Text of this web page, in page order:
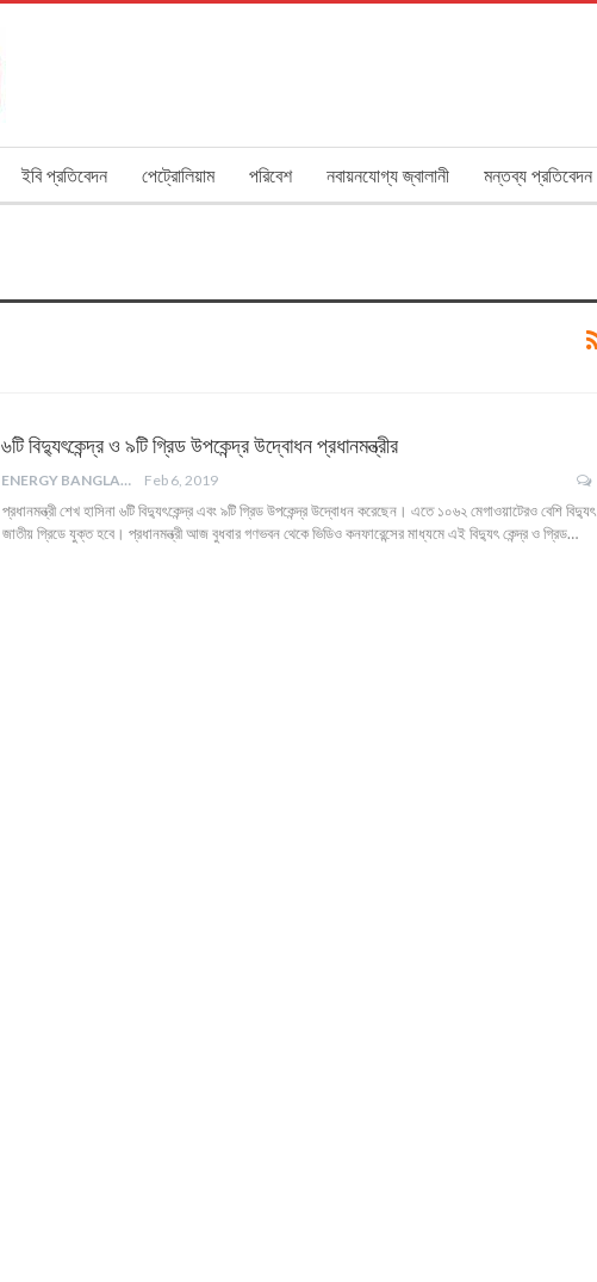
ইবি প্রতিবেদন পেট্রোলিয়াম পরিবেশ নবায়নযোগ্য জ্বালানী মন্তব্য প্রতিবেদন
৬টি বিদ্যুৎকেন্দ্র ও ৯টি গ্রিড উপকেন্দ্র উদ্বোধন প্রধানমন্ত্রীর
ENERGY BANGLA Feb 6, 2019
প্রধানমন্ত্রী শেখ হাসিনা ৬টি বিদ্যুৎকেন্দ্র এবং ৯টি গ্রিড উপকেন্দ্র উদ্বোধন করেছেন। এতে ১০৬২ মেগাওয়াটেরও বেশি বিদ্যুৎ
জাতীয় গ্রিডে যুক্ত হবে। প্রধানমন্ত্রী আজ বুধবার গণভবন থেকে ভিডিও কনফারেন্সের মাধ্যমে এই বিদ্যুৎ কেন্দ্র ও গ্রিড…